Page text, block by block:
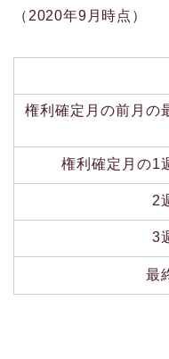
（2020年9月時点）
権利確定月の前月の
権利確定月の1
2
3
最